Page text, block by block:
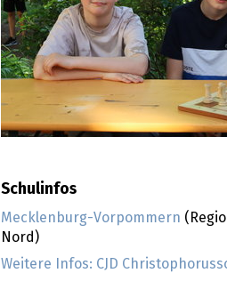
Schulinfos
Mecklenburg-Vorpommern
Nord)
Weitere Infos: CJD